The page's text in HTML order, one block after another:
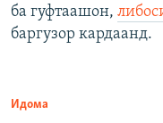
ба гуфтаашон,
баргузор кардаанд.
Идома